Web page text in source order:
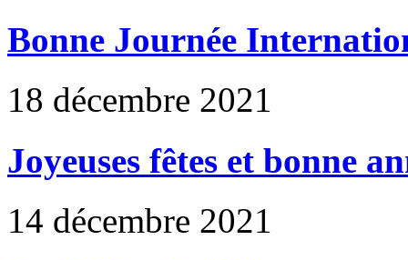
Bonne Journée
18 décembre 2021
Joyeuses fêtes et bonne
14 décembre 2021